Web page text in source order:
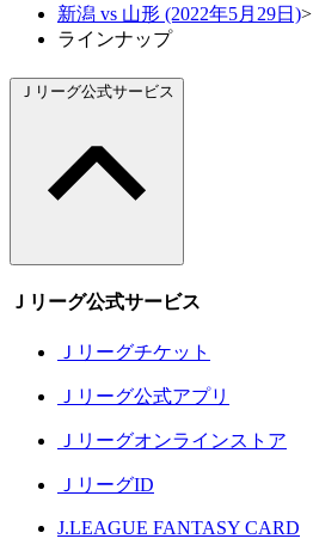
新潟 vs 山形 (2022年5月29日)>
ラインナップ
Ｊリーグ公式サービス
Ｊリーグ公式サービス
Ｊリーグチケット
Ｊリーグ公式アプリ
Ｊリーグオンラインストア
ＪリーグID
J.LEAGUE FANTASY CARD